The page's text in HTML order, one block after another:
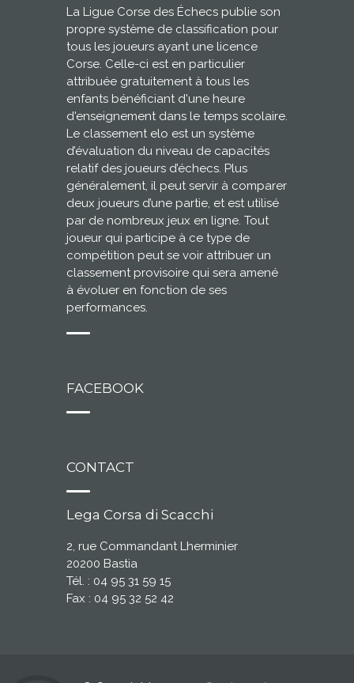
La Ligue Corse des Échecs publie son
propre système de classification pour
tous les joueurs ayant une licence
Corse. Celle-ci est en particulier
attribuée gratuitement à tous les
enfants bénéficiant d'une heure
d'enseignement dans le temps scolaire.
Le classement elo est un système
d’évaluation du niveau de capacités
relatif des joueurs d’échecs. Plus
généralement, il peut servir à comparer
deux joueurs d’une partie, et est utilisé
par de nombreux jeux en ligne. Tout
joueur qui participe à ce type de
compétition peut se voir attribuer un
classement provisoire qui sera amené
à évoluer en fonction de ses
performances.
FACEBOOK
CONTACT
Lega Corsa di Scacchi
2, rue Commandant Lherminier
20200 Bastia
Tél. : 04 95 31 59 15
Fax : 04 95 32 52 42